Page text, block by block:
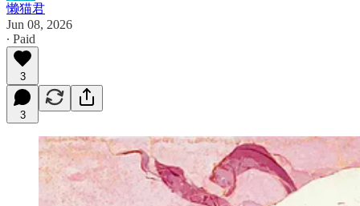
懒猫君
Jun 08, 2026
∙ Paid
3
3